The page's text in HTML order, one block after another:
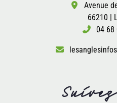
Avenue
66210 |
04 68